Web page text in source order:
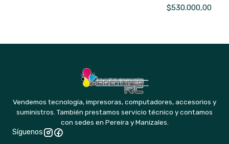
$530.000,00
Vendemos tecnología, impresoras, computadores, accesorios y
suministros. También prestamos servicio técnico y contamos
con sedes en Pereira y Manizales.
Síguenos